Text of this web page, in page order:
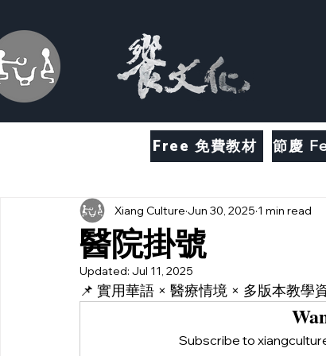
Free 免費教材 節慶
醫院掛號
Xiang Culture Jun 30, 2025 1 min read
Updated: Jul 11, 2025
📌 實用華語 × 醫療情境 × 多版本教學
Subscribe to